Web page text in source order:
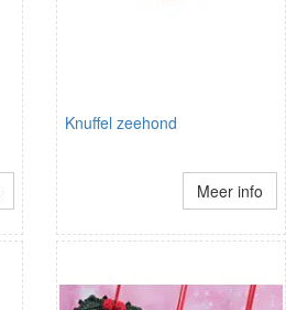
Knuffel zeehond
Meer info